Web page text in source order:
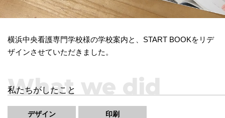
横浜中央看護専門学校様の学校案内と、START BOOKをリデ
ザインさせていただきました。
私たちがしたこと
What we did
デザイン 印刷